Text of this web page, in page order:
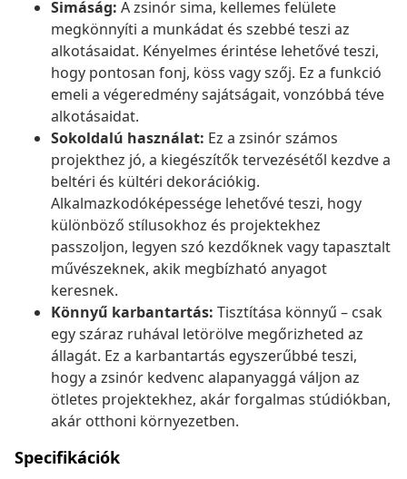
Simáság: A zsinór sima, kellemes felülete
megkönnyíti a munkádat és szebbé teszi az
alkotásaidat. Kényelmes érintése lehetővé teszi,
hogy pontosan fonj, köss vagy szőj. Ez a funkció
emeli a végeredmény sajátságait, vonzóbbá téve
alkotásaidat.
Sokoldalú használat: Ez a zsinór számos
projekthez jó, a kiegészítők tervezésétől kezdve a
beltéri és kültéri dekorációkig.
Alkalmazkodóképessége lehetővé teszi, hogy
különböző stílusokhoz és projektekhez
passzoljon, legyen szó kezdőknek vagy tapasztalt
művészeknek, akik megbízható anyagot
keresnek.
Könnyű karbantartás: Tisztítása könnyű – csak
egy száraz ruhával letörölve megőrizheted az
állagát. Ez a karbantartás egyszerűbbé teszi,
hogy a zsinór kedvenc alapanyaggá váljon az
ötletes projektekhez, akár forgalmas stúdiókban,
akár otthoni környezetben.
Specifikációk